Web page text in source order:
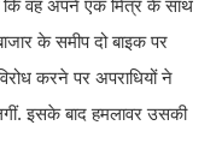
कि वह अपने एक मित्र के साथ
के समीप दो बाइक पर
करने पर अपराधियों ने
इसके बाद हमलावर उसकी